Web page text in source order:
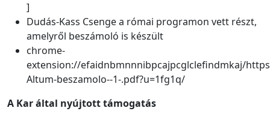
]
Dudás-Kass Csenge a római programon vett részt,
amelyről beszámoló is készült
chrome-
extension://efaidnbmnnnibpcajpcglclefindmkaj/
Altum-beszamolo--1-.pdf?u=1fg1q/
A Kar által nyújtott támogatás